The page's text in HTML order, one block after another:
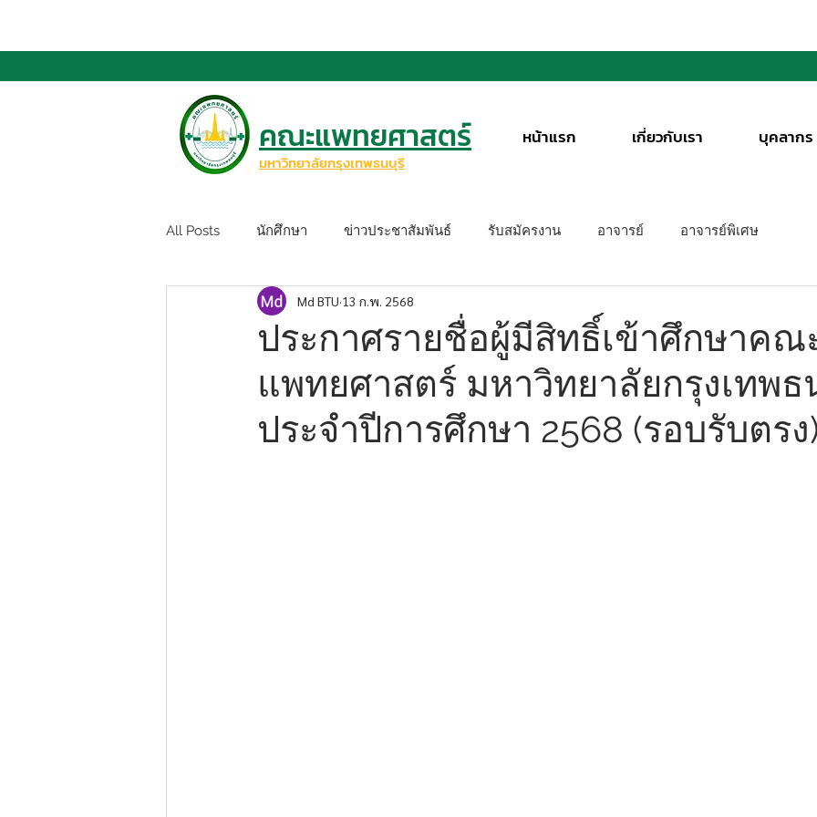
คณะแพทยศาสตร์
มหาวิทยาลัยกรุงเทพธนบุรี
หน้าแรก เกี่ยวกับเรา บุคลากร
All Posts นักศึกษา ข่าวประชาสัมพันธ์ รับสมัครงาน อาจารย์ อาจารย์พิเศษ
ประกาศรายชื่อผู้มีสิทธิ์เข้าศึกษาคณ
แพทยศาสตร์ มหาวิทยาลัยกรุงเทพธ
ประจำปีการศึกษา 2568 (รอบรับตรง
Md BTU 13 ก.พ. 2568